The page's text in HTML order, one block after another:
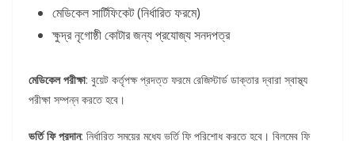
মেডিকেল সার্টিফিকেট (নির্ধারিত ফরমে)
ক্ষুদ্র নৃগোষ্ঠী কোটার জন্য প্রযোজ্য সনদপত্র
মেডিকেল পরীক্ষা: বুয়েট কর্তৃপক্ষ প্রদত্ত ফরমে রেজিস্টার্ড ডাক্তার দ্বারা স্বাস্থ্য
পরীক্ষা সম্পন্ন করতে হবে।
ভর্তি ফি প্রদান: নির্ধারিত সময়ের মধ্যে ভর্তি ফি পরিশোধ করতে হবে। বিলম্বে ফি